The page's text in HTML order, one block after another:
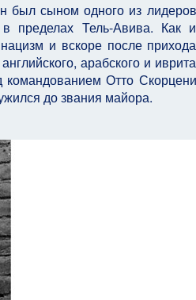
был сыном одного из лидеров
пределах Тель-Авива. Как и
и вскоре после прихода
арабского и иврита
Отто Скорцени
до звания майора.